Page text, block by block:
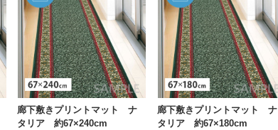
廊下敷きプリントマット ナ
タリア 約67×240cm
廊下敷きプリントマット ナ
タリア 約67×180cm